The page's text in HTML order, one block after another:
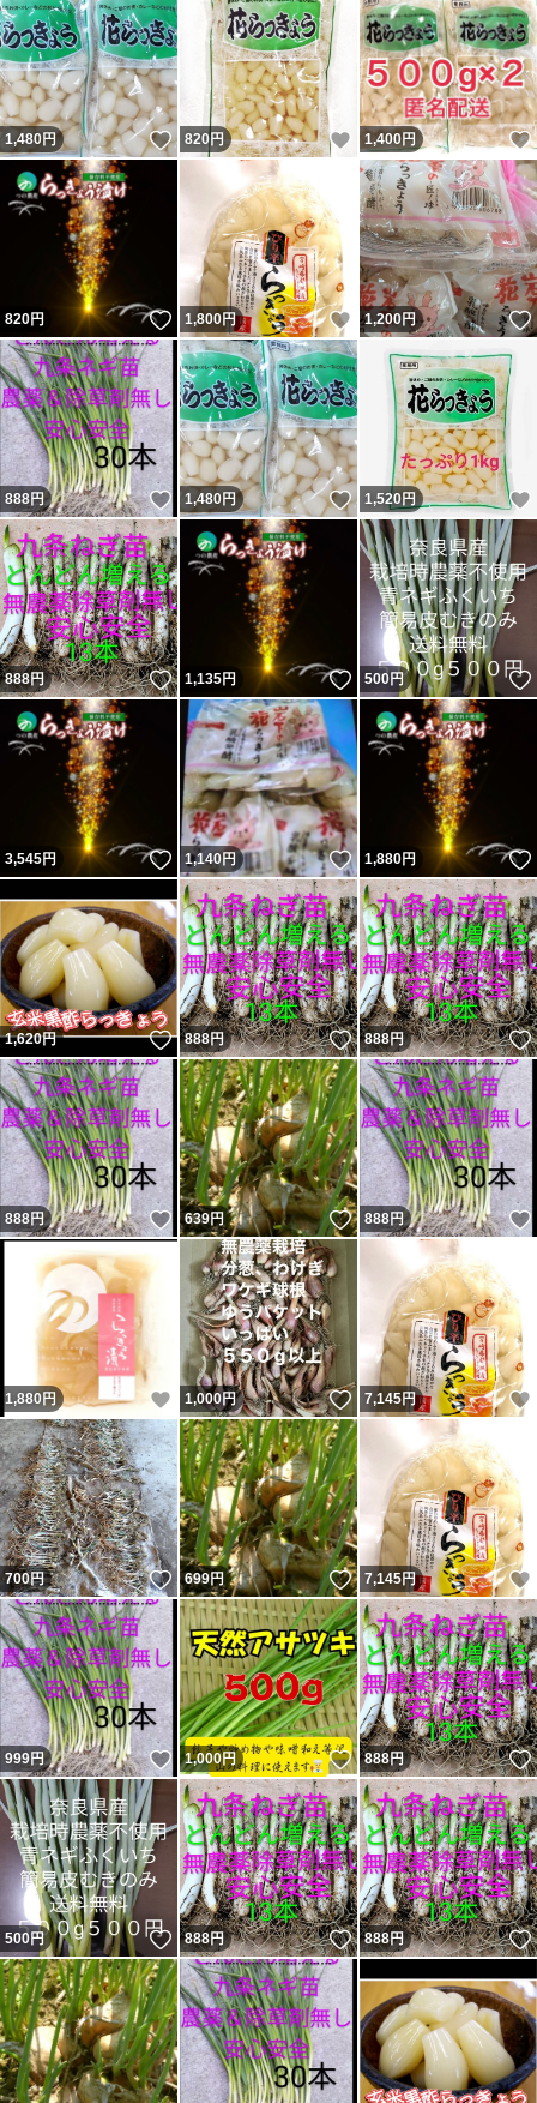
1,480円 いいね！
820円 いいね！
1,400円
820円 いいね！
1,800円 いいね！
1,200円
888円 いいね！
1,480円 いいね！
1,520円
888円 いいね！
1,135円 いいね！
500円
3,545円 いいね！
1,140円 いいね！
1,880円
1,620円 いいね！
888円 いいね！
888円
888円 いいね！
639円 いいね！
888円
1,880円 いいね！
1,000円 いいね！
7,145円
700円 いいね！
699円 いいね！
7,145円
999円 いいね！
1,000円 いいね！
888円
500円 いいね！
888円 いいね！
888円